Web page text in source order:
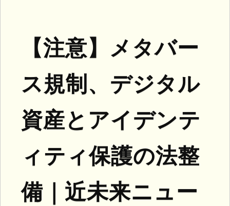
【注意】メタバー
ス規制、デジタル
資産とアイデンテ
ィティ保護の法整
備｜近未来ニュー